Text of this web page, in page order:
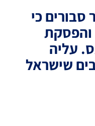
כי
והפסקת
עליה
שישראל